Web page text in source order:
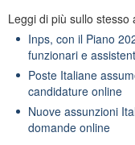
Leggi di più sullo
Inps, con il Piano
funzionari e
Poste Italiane
candidature online
Nuove assunzioni
domande online